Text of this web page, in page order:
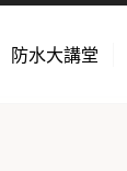
防水大講堂